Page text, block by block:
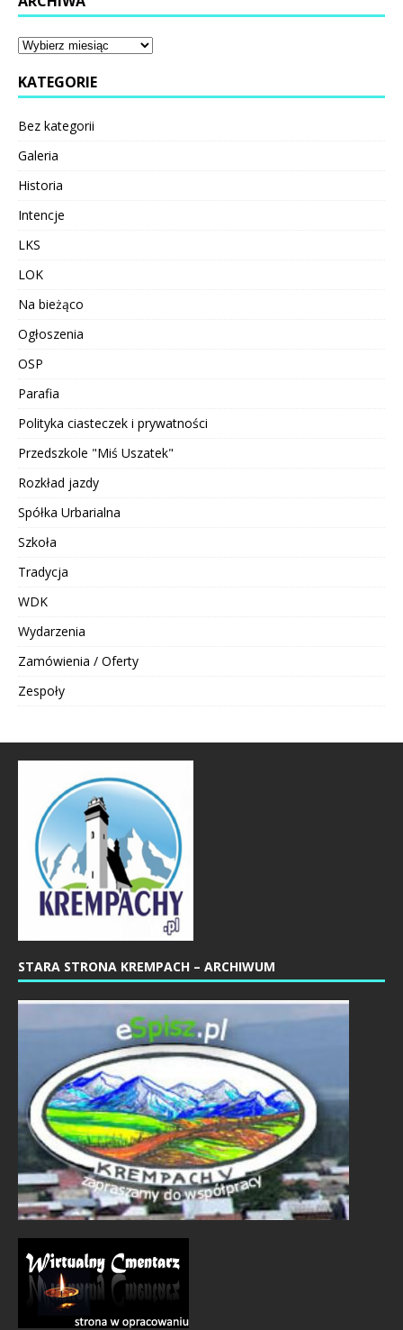
KATEGORIE
Bez kategorii
Galeria
Historia
Intencje
LKS
LOK
Na bieżąco
Ogłoszenia
OSP
Parafia
Polityka ciasteczek i prywatności
Przedszkole "Miś Uszatek"
Rozkład jazdy
Spółka Urbarialna
Szkoła
Tradycja
WDK
Wydarzenia
Zamówienia / Oferty
Zespoły
STARA STRONA KREMPACH – ARCHIWUM